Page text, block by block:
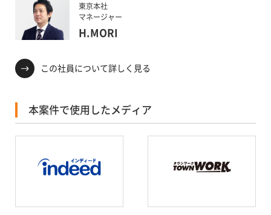
東京本社
マネージャー
H.MORI
この社員について詳しく見る
本案件で使用したメディア